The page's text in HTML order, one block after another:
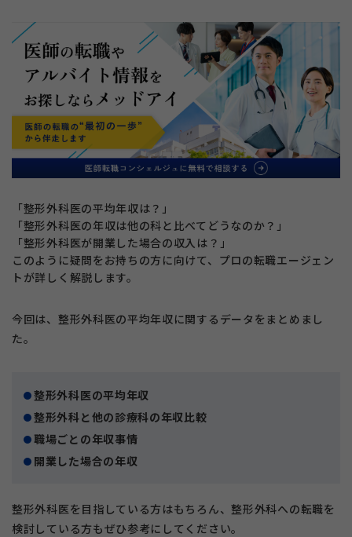
「整形外科医の平均年収は？」
「整形外科医の年収は他の科と比べてどうなのか？」
「整形外科医が開業した場合の収入は？」
このように疑問をお持ちの方に向けて、プロの転職エージェン
トが詳しく解説します。
今回は、整形外科医の平均年収に関するデータをまとめまし
た。
整形外科医の平均年収
整形外科と他の診療科の年収比較
職場ごとの年収事情
開業した場合の年収
整形外科医を目指している方はもちろん、整形外科への転職を
検討している方もぜひ参考にしてください。